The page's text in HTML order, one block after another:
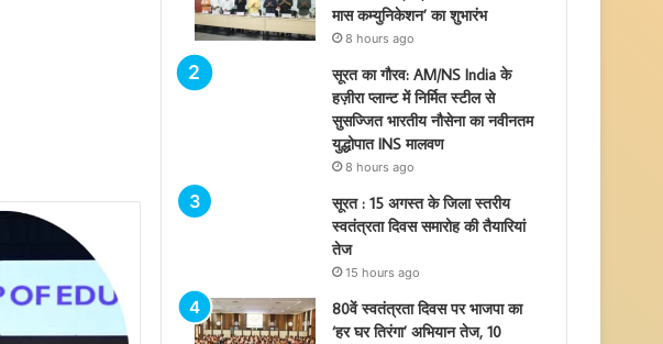
मास कम्युनिकेशन’ का शुभारंभ
8 hours ago
सूरत का गौरव: AM/NS India के
हज़ीरा प्लान्ट में निर्मित स्टील से
सुसज्जित भारतीय नौसेना का नवीनतम
युद्धोपात INS मालवण
8 hours ago
सूरत : 15 अगस्त के जिला स्तरीय
स्वतंत्रता दिवस समारोह की तैयारियां
तेज
15 hours ago
80वें स्वतंत्रता दिवस पर भाजपा का
‘हर घर तिरंगा’ अभियान तेज, 10